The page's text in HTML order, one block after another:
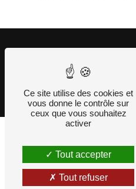
Vistalid
- 2026 -
Mentions
Ce site utilise des cookies et
vous donne le contrôle sur
ceux que vous souhaitez
activer
Tout accepter
Tout refuser